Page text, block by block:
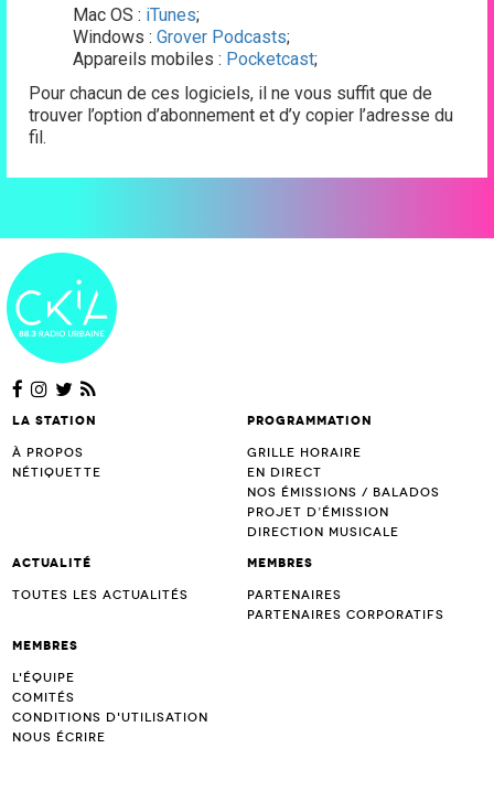
Mac OS : iTunes;
Windows : Grover Podcasts;
Appareils mobiles : Pocketcast;
Pour chacun de ces logiciels, il ne vous suffit que de
trouver l’option d’abonnement et d’y copier l’adresse du
fil.
La station
À propos
Nétiquette
Programmation
Grille horaire
En direct
Nos émissions / Balados
Projet d’Émission
Direction musicale
Actualité
Toutes les actualités
Membres
Partenaires
Partenaires corporatifs
Membres
L'équipe
Comités
Conditions d'utilisation
Nous écrire